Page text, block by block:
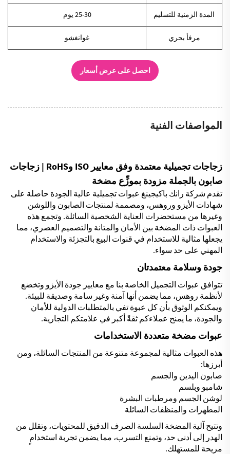
المدة الزمنية للتسليم 25-30 يوم
مرفأ بحري غوانغشو
احصل على عرض أسعار
المواصفات الفنية
زجاجات تجميلية معتمدة وفق معايير ISO وRoHS | زجاجات
صابون بالجملة مزودة بموزِّع مضخة
تقدم شركة رانك باكيجينغ عبوات تجميلية عالية الجودة حاصلة على
شهادات الأيزو وروهس، ومصممة لمنتجات الصابون واللوشن
وغيرها من مستحضرات العناية الشخصية السائلة. وتجمع هذه
العبوات ذات المضخة بين الأمان والمتانة والتصميم العصري، مما
يجعلها مثالية للاستخدام في قنوات البيع بالتجزئة والاستخدام
المهني على حد سواء.
جودة وسلامة معتمدتان
تتوافق عبوات التجميل الخاصة بنا مع معايير جودة الأيزو وتخضع
لأنظمة روهس، مما يضمن أنها آمنة وغير سامة وصديقة للبيئة.
ويمكنكم الوثوق بأن كل عبوة تفي بالمتطلبات الدولية للأمان
والجودة، ما يمنح عملاءكم ثقةً أكبر في علامتكم التجارية.
عبوات مضخة متعددة الاستخدامات
هذه العبوات مثالية لمجموعة متنوعة من المنتجات السائلة، ومن
أبرزها:
صابون اليدين والجسم
شامبو وبلسم
لوشن الجسم ومرطبات البشرة
المطهرات والمنظفات السائلة
وتتيح آلية المضخة السلسة الصرف الدقيق للمحتويات، وتقلل من
الهدر إلى أدنى حد، وتمنع التسرب، مما يضمن تجربة استخدامٍ
مريحة للمستهلك.